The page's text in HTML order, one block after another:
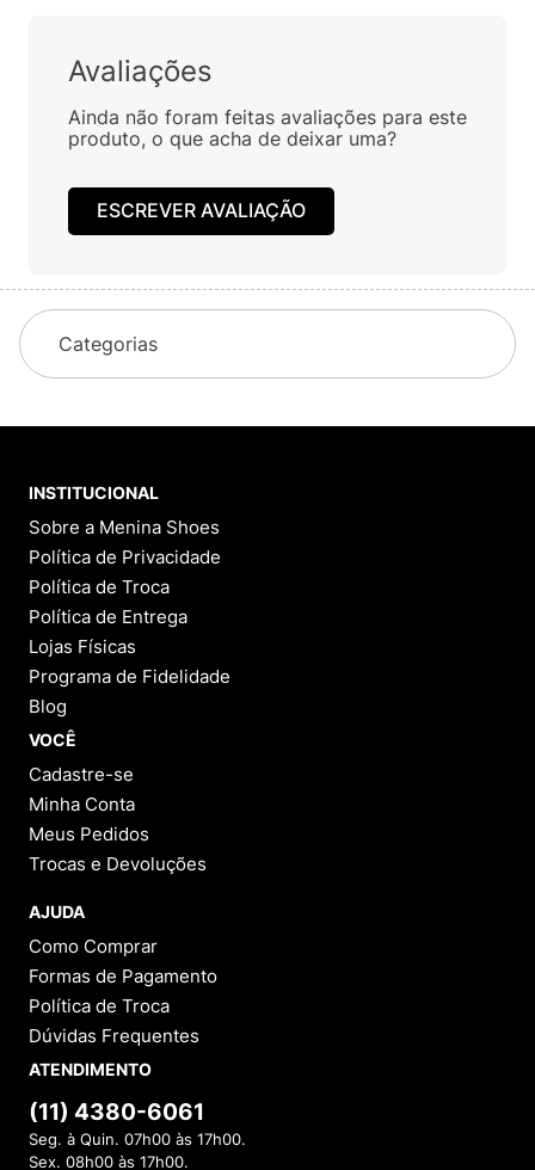
Avaliações
Ainda não foram feitas avaliações para este
produto, o que acha de deixar uma?
ESCREVER AVALIAÇÃO
Categorias
INSTITUCIONAL
Sobre a Menina Shoes
Política de Privacidade
Política de Troca
Política de Entrega
Lojas Físicas
Programa de Fidelidade
Blog
VOCÊ
Cadastre-se
Minha Conta
Meus Pedidos
Trocas e Devoluções
AJUDA
Como Comprar
Formas de Pagamento
Política de Troca
Dúvidas Frequentes
ATENDIMENTO
(11) 4380-6061
Seg. à Quin. 07h00 às 17h00.
Sex. 08h00 às 17h00.